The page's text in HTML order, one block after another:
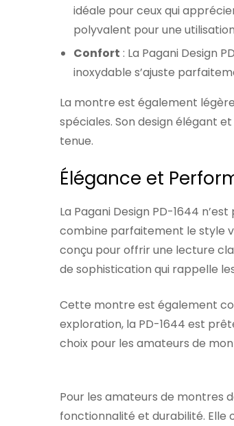
idéale pour ceux qui
polyvalent pour une
Confort : La Pagani Design
inoxydable s’ajuste
La montre est également
spéciales. Son design élégant
tenue.
Élégance et
La Pagani Design PD-1644
combine parfaitement le style
conçu pour offrir une lecture
de sophistication qui rappelle
Cette montre est également
exploration, la PD-1644 est
choix pour les amateurs de
Pour les amateurs de montres
fonctionnalité et durabilité. Elle